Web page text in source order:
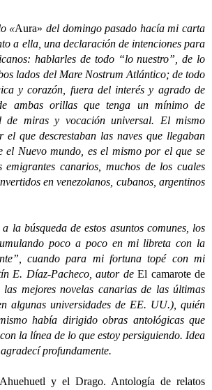
«Aura» del domingo pasado hacía mi carta
a ella, una declaración de intenciones para
hablarles de todo “lo nuestro”, de lo
lados del Mare Nostrum Atlántico; de todo
y corazón, fuera del interés y agrado de
ambas orillas que tenga un mínimo de
de miras y vocación universal. El mismo
que descrestaban las naves que llegaban
el Nuevo mundo, es el mismo por el que se
canarios, muchos de los cuales
en venezolanos, cubanos, argentinos
de estos asuntos comunes, los
poco a poco en mi libreta con la
cuando para mi fortuna topé con mi
E. Díaz-Pacheco, autor deEl camarote de
las mejores novelas canarias de las últimas
algunas universidades de EE. UU.), quién
había dirigido obras antológicas que
la línea de lo que estoy persiguiendo. Idea
profundamente.
y el Drago. Antología de relatos